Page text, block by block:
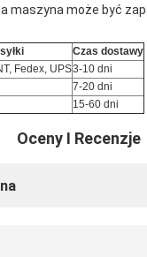
maszyna może być
Czas dostawy
Fedex, UPS3-10 dni
7-20 dni
15-60 dni
Oceny I Recenzje